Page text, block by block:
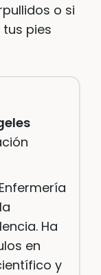
o si
pies
Ha
en
y